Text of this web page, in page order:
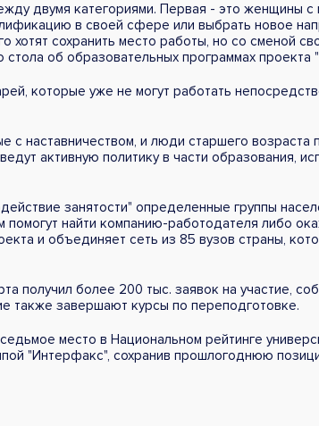
двумя категориями. Первая - это женщины
в своей сфере или выбрать новое
сохранить место работы, но со сменой
об образовательных программах проекта
которые уже не могут работать
с наставничеством, и люди старшего возраста
активную политику в части образования,
занятости" определенные группы
найти компанию-работодателя либо
и объединяет сеть из 85 вузов страны,
получил более 200 тыс. заявок на участие,
также завершают курсы по переподготовке.
место в Национальном рейтинге
"Интерфакс", сохранив прошлогоднюю